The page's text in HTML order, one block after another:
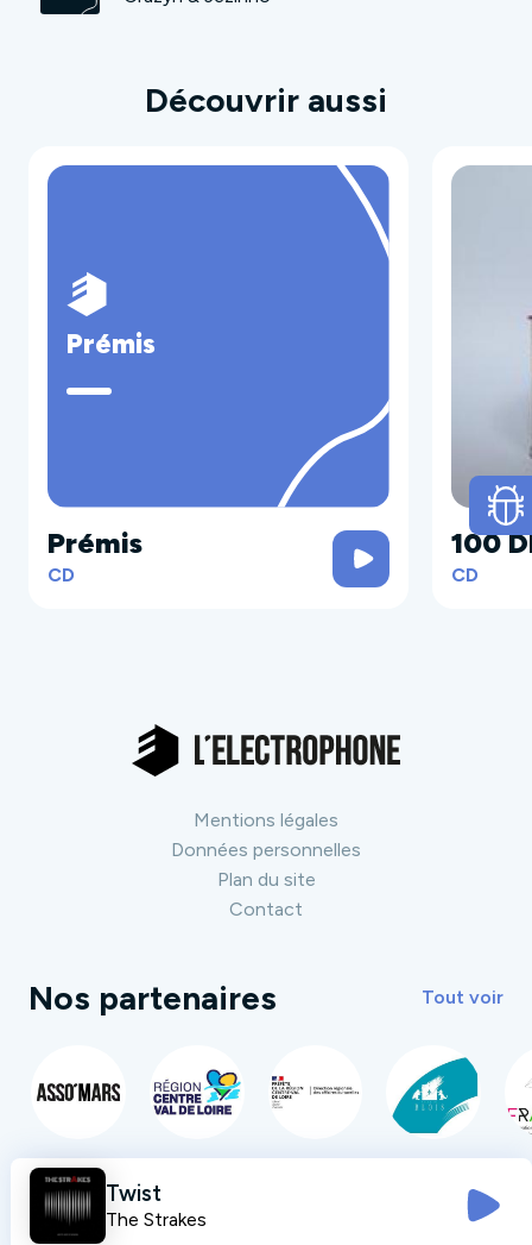
Découvrir aussi
Prémis
Prémis
CD
100
CD
Mentions légales
Données personnelles
Plan du site
Contact
Nos partenaires Tout voir
Twist
The Strakes